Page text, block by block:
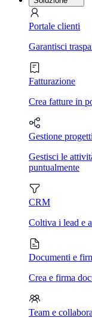
Portale clienti
Garantisci
Fatturazione
Crea fatture in
Gestione progetti
Gestisci le
puntualmente
CRM
Coltiva i lead e
Documenti e
Crea e firma
Team e